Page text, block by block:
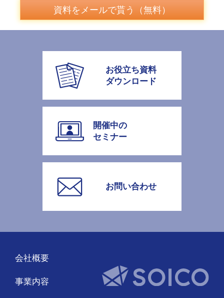
資料をメールで貰う（無料）
お役立ち資料
ダウンロード
開催中の
セミナー
お問い合わせ
会社概要
事業内容